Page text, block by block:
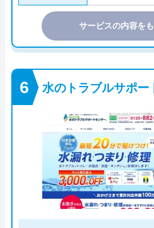
サービスの内容を
水のトラブルサポー